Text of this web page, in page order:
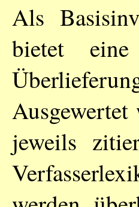
Als
bietet eine
jeweils